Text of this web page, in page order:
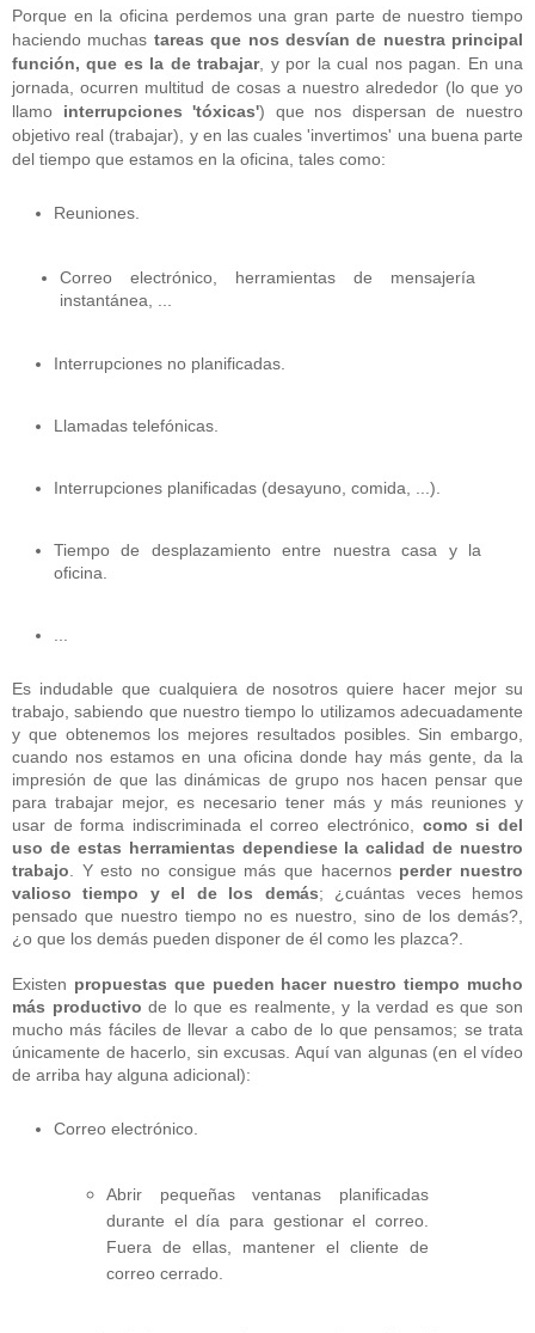
Porque en la oficina perdemos una gran parte de nuestro tiempo
haciendo muchas tareas que nos desvíande nuestra principal
función, que es la de trabajar, y por la cual nos pagan. En una
jornada, ocurren multitud de cosas a nuestro alrededor (lo que yo
llamo interrupciones 'tóxicas') que nos dispersan de nuestro
objetivo real (trabajar), y en las cuales 'invertimos' una buena parte
del tiempo que estamos en la oficina, tales como:
Reuniones.
Correo electrónico, herramientas de mensajería
instantánea, ...
Interrupciones no planificadas.
Llamadas telefónicas.
Interrupciones planificadas (desayuno, comida, ...).
Tiempo de desplazamiento entre nuestra casa y la
oficina.
Es indudable que cualquiera de nosotros quiere hacer mejor su
trabajo, sabiendo que nuestro tiempo lo utilizamos adecuadamente
y que obtenemos los mejores resultados posibles. Sin embargo,
cuando nos estamos en una oficina donde hay más gente, da la
impresión de que las dinámicas de grupo nos hacen pensar que
para trabajar mejor, es necesario tener más y más reuniones y
usar de forma indiscriminada el correo electrónico, como si del
uso de estas herramientas dependiese la calidad de nuestro
trabajo . Y esto no consigue más que hacernos perder nuestro
valioso tiempo y el de los demás; ¿cuántas veces hemos
pensado que nuestro tiempo no es nuestro, sino de los demás?,
¿o que los demás pueden disponer de él como les plazca?.
Existen propuestas que pueden hacer nuestro tiempo mucho
más productivo de lo que es realmente, y la verdad es que son
mucho más fáciles de llevar a cabo de lo que pensamos; se trata
únicamente de hacerlo, sin excusas. Aquí van algunas (en el vídeo
de arriba hay alguna adicional):
Correo electrónico.
Abrir pequeñas ventanas planificadas
durante el día para gestionar el correo.
Fuera de ellas, mantener el cliente de
correo cerrado.